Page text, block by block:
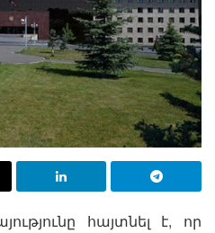
հայտնել է, որ